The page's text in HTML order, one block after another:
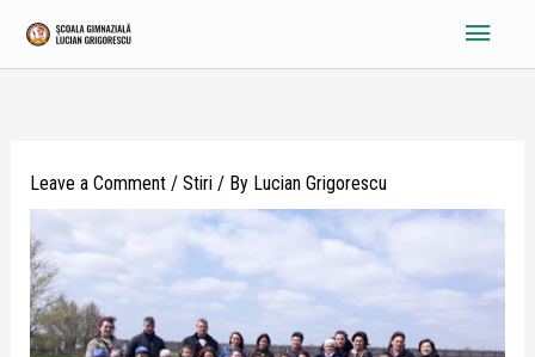
content
Main
Leave a Comment / Stiri/ By Lucian Grigorescu